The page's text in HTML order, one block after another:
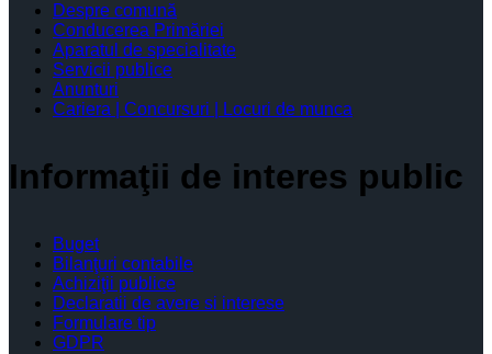
Despre comună
Conducerea Primăriei
Aparatul de specialitate
Servicii publice
Anunturi
Cariera | Concursuri | Locuri de munca
Informaţii de interes public
Buget
Bilanţuri contabile
Achiziţii publice
Declaratii de avere si interese
Formulare tip
GDPR